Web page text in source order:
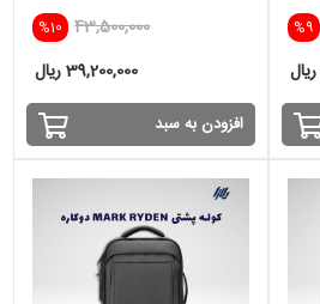
%9
%10 43,500,000
39,200,000 ریال
افزودن به سبد